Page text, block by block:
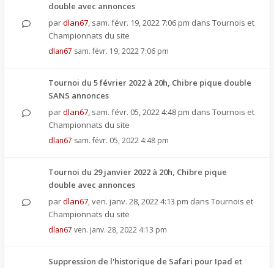
double avec annonces
pardlan67, sam. févr. 19, 2022 7:06 pm dans Tournois et
Championnats du site
dlan67 sam. févr. 19, 2022 7:06 pm
Tournoi du 5 février 2022 à 20h, Chibre pique double
SANS annonces
pardlan67, sam. févr. 05, 2022 4:48 pm dans Tournois et
Championnats du site
dlan67 sam. févr. 05, 2022 4:48 pm
Tournoi du 29 janvier 2022 à 20h, Chibre pique
double avec annonces
pardlan67,ven. janv. 28, 2022 4:13 pm dans Tournois et
Championnats du site
dlan67 ven. janv. 28, 2022 4:13 pm
Suppression de l'historique de Safari pour Ipad et